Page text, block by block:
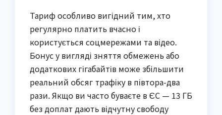
Тариф особливо вигідний тим, хто
регулярно платить вчасно і
користується соцмережами та відео.
Бонус у вигляді зняття обмежень або
додаткових гігабайтів може збільшити
реальний обсяг трафіку в півтора-два
рази. Якщо ви часто буваєте в ЄС — 13 ГБ
без доплат дають відчутну свободу